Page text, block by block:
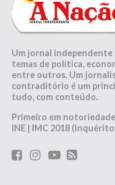
Um jornal independente
temas de política,
entre outros. Um
contraditório é um
tudo, com conteúdo.
Primeiro em
INE | IMC 2018